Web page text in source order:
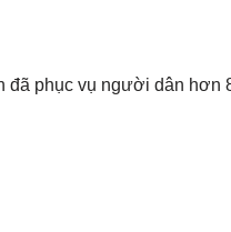
đã phục vụ người dân hơn